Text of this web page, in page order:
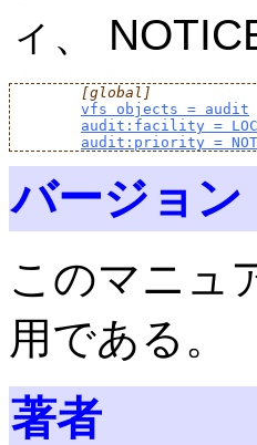
ィ、
[global]
vfs objects = audit
audit:facility =
audit:priority =
バージョン
このマニュ
用である。
著者